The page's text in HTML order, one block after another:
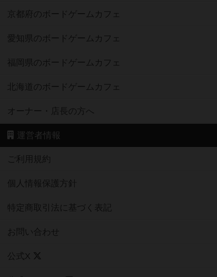
京都府のボードゲームカフェ
愛知県のボードゲームカフェ
福岡県のボードゲームカフェ
北海道のボードゲームカフェ
オーナー・店長の方へ
運営者情報
ご利用規約
個人情報保護方針
特定商取引法に基づく表記
お問い合わせ
公式X